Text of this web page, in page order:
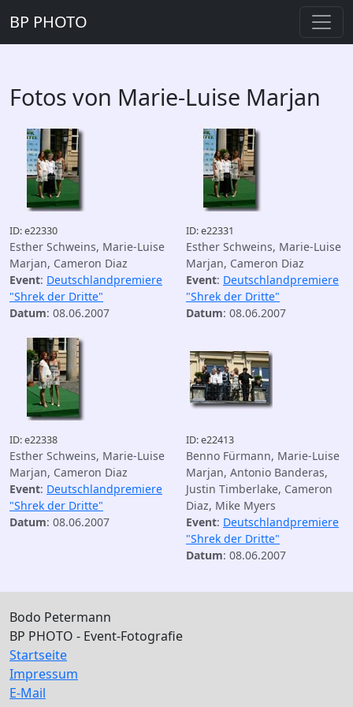
BP PHOTO
Fotos von Marie-Luise Marjan
ID: e22330
Esther Schweins, Marie-Luise
Marjan, Cameron Diaz
Event: Deutschlandpremiere
"Shrek der Dritte"
Datum: 08.06.2007
ID: e22331
Esther Schweins, Marie-Luise
Marjan, Cameron Diaz
Event: Deutschlandpremiere
"Shrek der Dritte"
Datum: 08.06.2007
ID: e22338
Esther Schweins, Marie-Luise
Marjan, Cameron Diaz
Event: Deutschlandpremiere
"Shrek der Dritte"
Datum: 08.06.2007
ID: e22413
Benno Fürmann, Marie-Luise
Marjan, Antonio Banderas,
Justin Timberlake, Cameron
Diaz, Mike Myers
Event: Deutschlandpremiere
"Shrek der Dritte"
Datum: 08.06.2007
Bodo Petermann
BP PHOTO - Event-Fotografie
Startseite
Impressum
E-Mail